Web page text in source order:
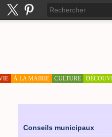
À LA MAIRIE CULTURE
Conseils municipaux